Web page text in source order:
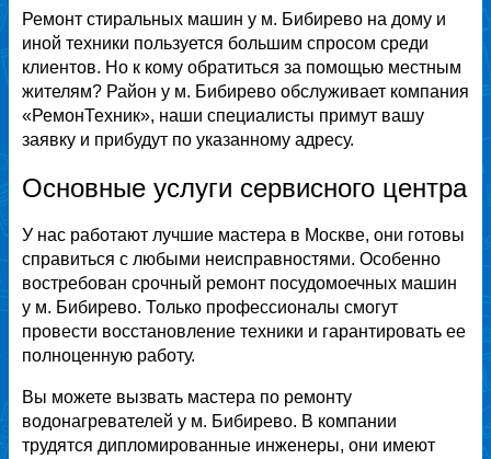
Ремонт стиральных машин у м. Бибирево на дому и
иной техники пользуется большим спросом среди
клиентов. Но к кому обратиться за помощью местным
жителям? Район у м. Бибирево обслуживает компания
«РемонТехник», наши специалисты примут вашу
заявку и прибудут по указанному адресу.
Основные услуги сервисного центра
У нас работают лучшие мастера в Москве, они готовы
справиться с любыми неисправностями. Особенно
востребован срочный ремонт посудомоечных машин
у м. Бибирево. Только профессионалы смогут
провести восстановление техники и гарантировать ее
полноценную работу.
Вы можете вызвать мастера по ремонту
водонагревателей у м. Бибирево. В компании
трудятся дипломированные инженеры, они имеют